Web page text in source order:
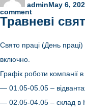
adminMay 6,
commenton
Зміни
в
Травневі
Свято праці (День праці)
включно.
Графік роботи компанії
— 01.05-05.05 –
— 02.05-04.05 – склад в